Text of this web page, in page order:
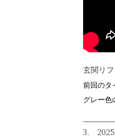
玄関リ
前回のタ
グレー色
3. 2025